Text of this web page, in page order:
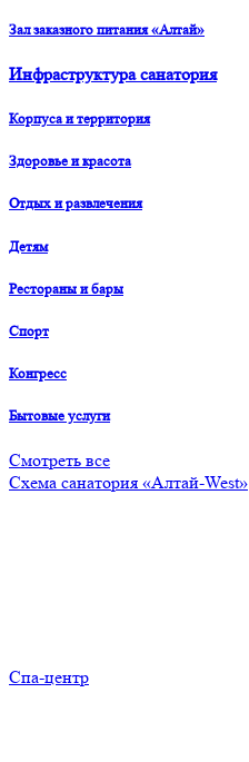
Зал заказного питания «Алтай»
Инфраструктура санатория
Корпуса и территория
Здоровье и красота
Отдых и развлечения
Детям
Рестораны и бары
Спорт
Конгресс
Бытовые услуги
Смотреть все
Схема санатория «Алтай-West»
Спа-центр